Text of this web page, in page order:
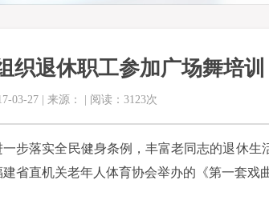
织退休职工参加广场舞培训
03-27 | 来源： | 阅读：3123次
一步落实全民健身条例，丰富老同志的退休生
省直机关老年人体育协会举办的《第一套戏